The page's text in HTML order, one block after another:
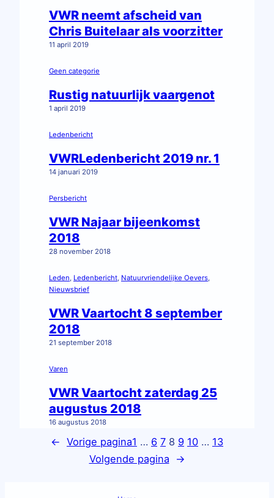
VWR neemt afscheid van
Chris Buitelaar als voorzitter
11 april 2019
Geen categorie
Rustig natuurlijk vaargenot
1 april 2019
Ledenbericht
VWRLedenbericht 2019 nr. 1
14 januari 2019
Persbericht
VWR Najaar bijeenkomst
2018
28 november 2018
Leden Ledenbericht Natuurvriendelijke Oevers
Nieuwsbrief
VWR Vaartocht 8 september
2018
21 september 2018
Varen
VWR Vaartocht zaterdag 25
augustus 2018
16 augustus 2018
← Vorige pagina1 … 6 7 8 9 10 … 13
Volgende pagina
→